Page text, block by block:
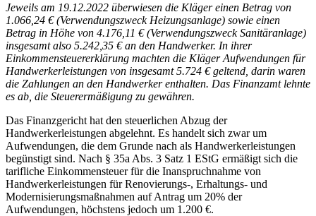
Jeweils am 19.12.2022 überwiesen die Kläger einen Betrag von
1.066,24 € (Verwendungszweck Heizungsanlage) sowie einen
Betrag in Höhe von 4.176,11 € (Verwendungszweck Sanitäranlage)
insgesamt also 5.242,35 € an den Handwerker. In ihrer
Einkommensteuererklärung machten die Kläger Aufwendungen für
Handwerkerleistungen von insgesamt 5.724 € geltend, darin waren
die Zahlungen an den Handwerker enthalten. Das Finanzamt lehnte
es ab, die Steuerermäßigung zu gewähren.
Das Finanzgericht hat den steuerlichen Abzug der
Handwerkerleistungen abgelehnt. Es handelt sich zwar um
Aufwendungen, die dem Grunde nach als Handwerkerleistungen
begünstigt sind. Nach § 35a Abs. 3 Satz 1 EStG ermäßigt sich die
tarifliche Einkommensteuer für die Inanspruchnahme von
Handwerkerleistungen für Renovierungs-, Erhaltungs- und
Modernisierungsmaßnahmen auf Antrag um 20% der
Aufwendungen, höchstens jedoch um 1.200 €.